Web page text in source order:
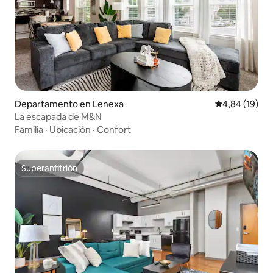
Departamento en Lenexa Calificación
4,84 (19)
La escapada de M&N
Familia · Ubicación · Confort
Superanfitrión
Superanfitrión